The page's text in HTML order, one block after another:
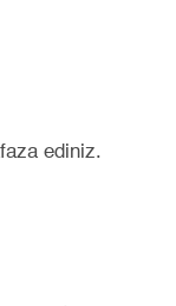
ediniz.